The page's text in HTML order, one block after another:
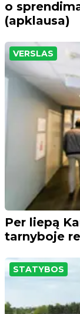
o
(apklausa)
VERSLAS
Per liepą
tarnyboje
STATYBOS